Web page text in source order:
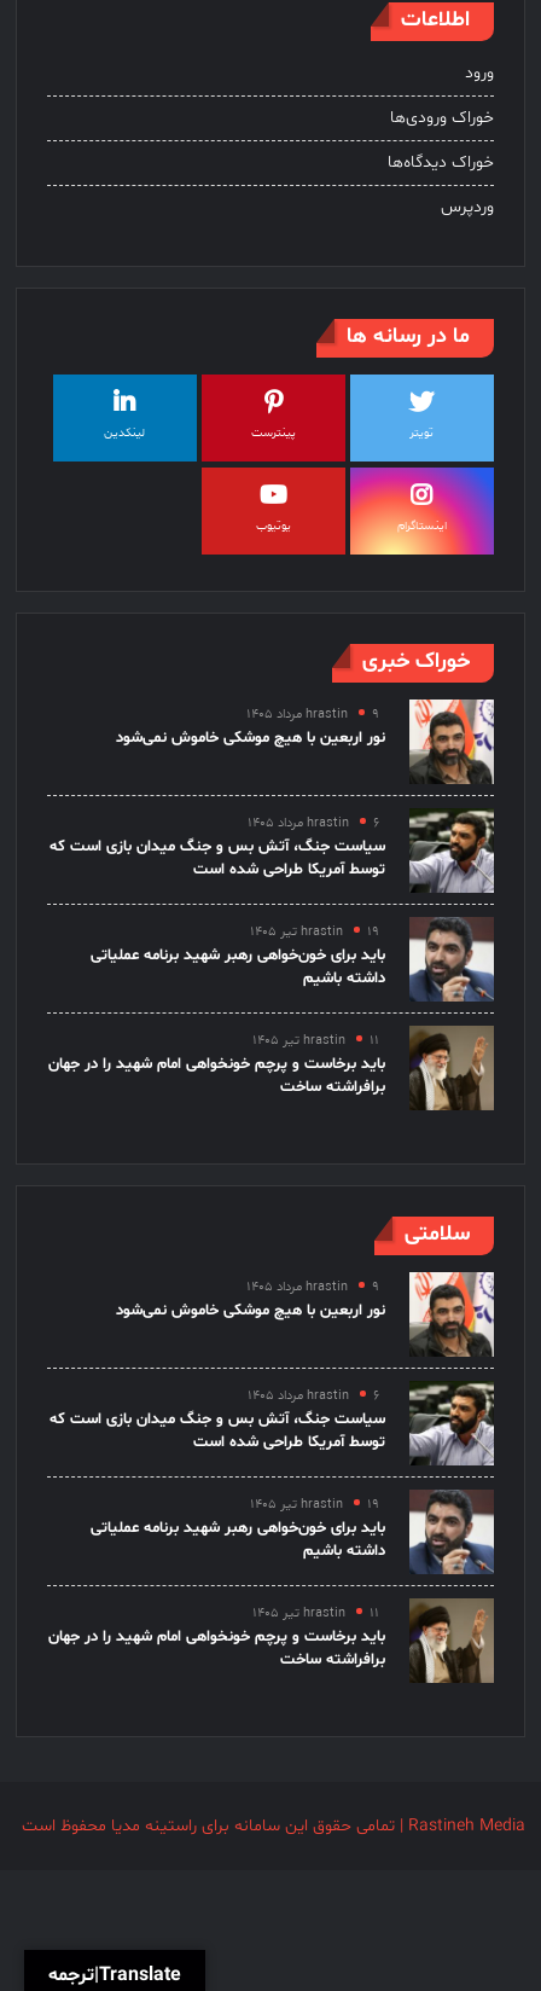
اطلاعات
ورود
خوراک ورودی‌ها
خوراک دیدگاه‌ها
وردپرس
ما در رسانه ها
تویتر پینترست لینکدین
اینستاگرام یوتیوب
خوراک خبری
hrastin ۹ مرداد ۱۴۰۵
نور اربعین با هیچ موشکی خاموش نمی‌شود
hrastin ۶ مرداد ۱۴۰۵
سیاست جنگ، آتش بس و جنگ میدان بازی است که
توسط آمریکا طراحی شده است
hrastin ۱۹ تیر ۱۴۰۵
باید برای خون‌خواهی رهبر شهید برنامه عملیاتی
داشته باشیم
hrastin ۱۱ تیر ۱۴۰۵
باید برخاست و پرچم خونخواهی امام شهید را در جهان
برافراشته ساخت
سلامتی
hrastin ۹ مرداد ۱۴۰۵
نور اربعین با هیچ موشکی خاموش نمی‌شود
hrastin ۶ مرداد ۱۴۰۵
سیاست جنگ، آتش بس و جنگ میدان بازی است که
توسط آمریکا طراحی شده است
hrastin ۱۹ تیر ۱۴۰۵
باید برای خون‌خواهی رهبر شهید برنامه عملیاتی
داشته باشیم
hrastin ۱۱ تیر ۱۴۰۵
باید برخاست و پرچم خونخواهی امام شهید را در جهان
برافراشته ساخت
Rastineh Media | تمامی حقوق این سامانه برای راستینه مدیا محفوظ است
Translate|ترجمه